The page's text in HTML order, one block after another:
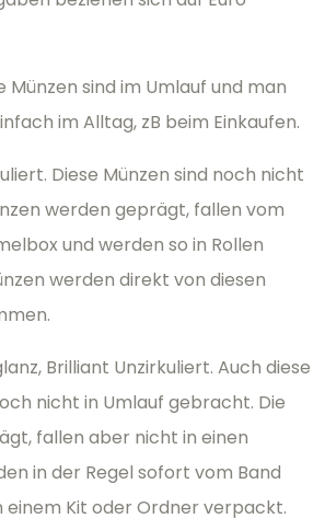
Münzen sind im Umlauf und man
im Alltag, zB beim Einkaufen.
Diese Münzen sind noch nicht
werden geprägt, fallen vom
und werden so in Rollen
werden direkt von diesen
Brilliant Unzirkuliert. Auch diese
nicht in Umlauf gebracht. Die
fallen aber nicht in einen
in der Regel sofort vom Band
einem Kit oder Ordner verpackt.